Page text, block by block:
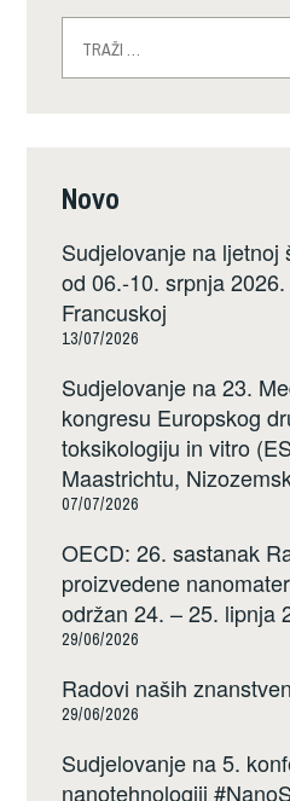
Novo
Sudjelovanje na ljetnoj
od 06.-10. srpnja
Francuskoj
13/07/2026
Sudjelovanje na 23.
kongresu Europskog
toksikologiju in vitro
Maastrichtu,
07/07/2026
OECD: 26. sastanak
proizvedene
održan 24. – 25. lipnja
29/06/2026
Radovi naših
29/06/2026
Sudjelovanje na 5.
nanotehnologiji